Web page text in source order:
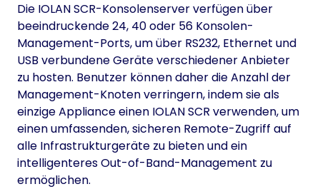
Die IOLAN SCR-Konsolenserver verfügen über
beeindruckende 24, 40 oder 56 Konsolen-
Management-Ports, um über RS232, Ethernet und
USB verbundene Geräte verschiedener Anbieter
zu hosten. Benutzer können daher die Anzahl der
Management-Knoten verringern, indem sie als
einzige Appliance einen IOLAN SCR verwenden, um
einen umfassenden, sicheren Remote-Zugriff auf
alle Infrastrukturgeräte zu bieten und ein
intelligenteres Out-of-Band-Management zu
ermöglichen.